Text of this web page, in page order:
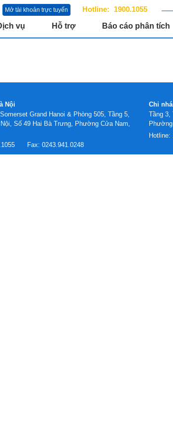
Mở tài khoản trực tuyến Hotline:
1900.1055
vụ Hỗ trợ Báo cáo phân tích
Nội
Grand Hanoi & Phòng 505, Tầng 5,
Số 49 Hai Bà Trưng, Phường Cửa Nam,
Fax: 0243.941.0248
Chi
Tầng 3,
Hotline: